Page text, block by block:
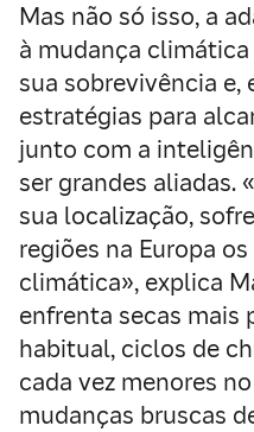
Mas não só isso, a
à mudança
sua sobrevivência e,
estratégias para
junto com a
ser grandes aliadas.
sua localização,
regiões na Europa
climática», explica
enfrenta secas mais
habitual, ciclos de
cada vez menores
mudanças bruscas